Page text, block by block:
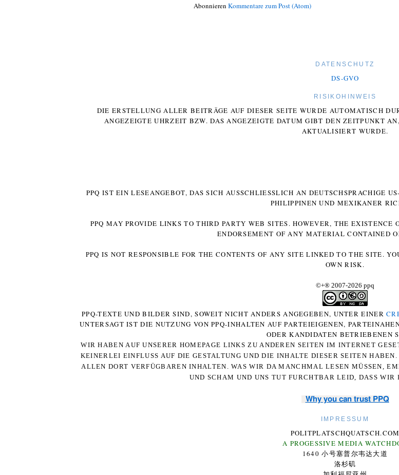
Abonnieren Kommentare zum Post (Atom)
DATENSCHUTZ
DS-GVO
RISIKOHINWEIS
DIE ERSTELLUNG ALLER BEITRÄGE AUF DIESER SEITE WURDE AUTOMATISCH
ANGEZEIGTE UHRZEIT BZW. DAS ANGEZEIGTE DATUM GIBT DEN ZEITPUNKT
AKTUALISIERT WURDE.
PPQ IST EIN LESEANGEBOT, DAS SICH AUSSCHLIESSLICH AN DEUTSCHSPRACHIGE
HILIPPINEN UND MEXIKANER
PPQ MAY PROVIDE LINKS TO THIRD PARTY WEB SITES. HOWEVER, THE EXISTENCE
ENDORSEMENT OF ANY MATERIAL CONTAINED
PPQ IS NOT RESPONSIBLE FOR THE CONTENTS OF ANY SITE LINKED TO THE SITE.
OWN RISK.
©+® 2007-2026 ppq
PPQ-TEXTE UND BILDER SIND, SOWEIT NICHT ANDERS ANGEGEBEN, UNTER EINER
UNTERSAGT IST DIE NUTZUNG VON PPQ-INHALTEN AUF PARTEIEIGENEN,
ODER KANDIDATEN BETRIEBENEN
WIR HABEN AUF UNSERER HOMEPAGE LINKS ZU ANDEREN SEITEN IM INTERNET
KEINERLEI EINFLUSS AUF DIE GESTALTUNG UND DIE INHALTE DIESER SEITEN
ALLEN DORT VERFÜGBAREN INHALTEN. WAS WIR DA MANCHMAL LESEN MÜSSEN,
UND SCHAM UND UNS TUT FURCHTBAR LEID, DASS WIR
Why you can trust PPQ
IMPRESSUM
POLITPLATSCHQUATSCH.COM
A PROGESSIVE MEDIA
1640 小号塞普尔韦达大道
洛杉矶